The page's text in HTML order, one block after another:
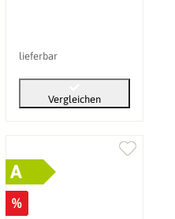
lieferbar
Vergleichen
A
%